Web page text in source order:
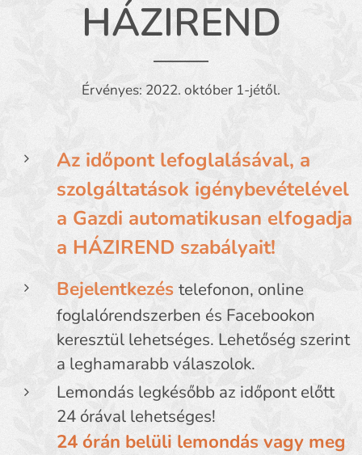
HÁZIREND
Érvényes: 2022. október 1-jétől.
Az időpont lefoglalásával, a
szolgáltatások igénybevételével
a Gazdi automatikusan elfogadja
a HÁZIREND szabályait!
Bejelentkezés telefonon, online
foglalórendszerben és Facebookon
keresztül lehetséges. Lehetőség szerint
a leghamarabb válaszolok.
Lemondás legkésőbb az időpont előtt
24 órával lehetséges!
24 órán belüli lemondás vagy meg